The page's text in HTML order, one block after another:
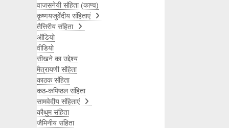
वाजसनेयी संहिता (काण्व)
कृष्णयजुर्वेदीय संहिताएं
तैत्तिरीय संहिता
ऑडियो
वीडियो
सीखने का उद्देश्य
मैत्रायणी संहिता
काठक संहिता
कठ-कपिष्ठल संहिता
सामवेदीय संहिताएं
कौथुम संहिता
जैमिनीय संहिता